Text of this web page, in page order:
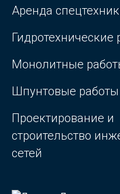
Аренда
Гидротехнические
Монолитные
Шпунтовые
Проектирование и
строительство
сетей